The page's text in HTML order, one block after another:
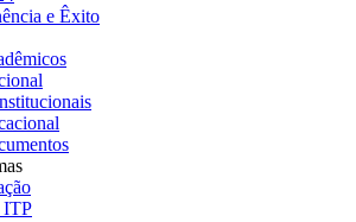
e Êxito
ITP